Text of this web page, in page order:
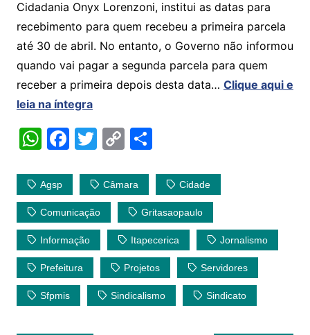
Cidadania Onyx Lorenzoni, institui as datas para
recebimento para quem recebeu a primeira parcela
até 30 de abril. No entanto, o Governo não informou
quando vai pagar a segunda parcela para quem
receber a primeira depois desta data… Clique aqui e
leia na íntegra
W
at
s
A
p
p
F
c
e
b
o
o
k
T
itt
er
C
p
y
Li
n
k
S
ar
e
Agsp Câmara Cidade
Comunicação Gritasaopaulo
Informação Itapecerica Jornalismo
Prefeitura Projetos Servidores
Sfpmis Sindicalismo Sindicato